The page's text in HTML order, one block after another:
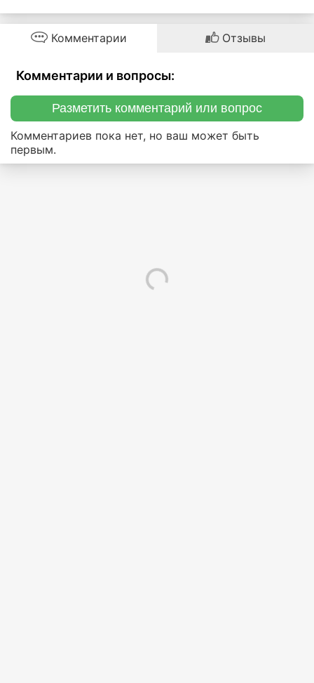
Комментарии Отзывы
Комментарии и вопросы:
Разметить комментарий или вопрос
Комментариев пока нет, но ваш может быть
первым.